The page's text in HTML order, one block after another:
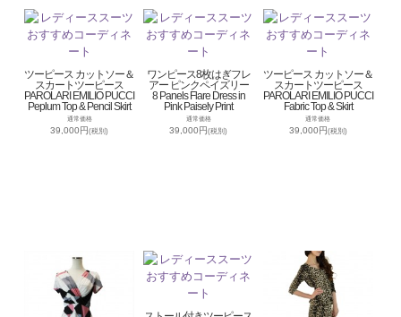
ツーピース カットソー＆
スカートツーピース
PAROLARI EMILIO PUCCI
Peplum Top & Pencil Skirt
通常価格
39,000円(税別)
ワンピース8枚はぎフレ
アー ピンクペイズリー
8 Panels Flare Dress in
Pink Paisely Print
通常価格
39,000円(税別)
ツーピース カットソー＆
スカートツーピース
PAROLARI EMILIO PUCCI
Fabric Top & Skirt
通常価格
39,000円(税別)